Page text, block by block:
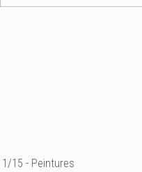
1/15 - Peintures